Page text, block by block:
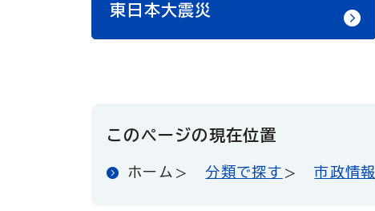
東日本大震災
このページの現在位置
ホーム 分類で探す 市政情報